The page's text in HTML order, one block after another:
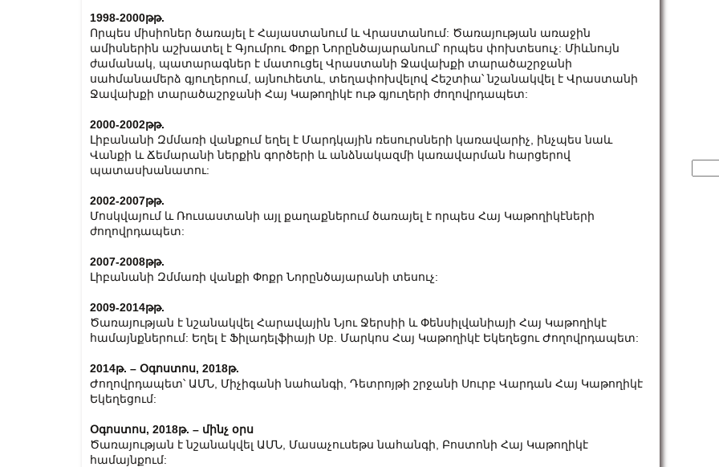
1998-2000թթ.
Որպես միսիոներ ծառայել է Հայաստանում և Վրաստանում: Ծառայության առաջին
ամիսներին աշխատել է Գյումրու Փոքր Նորընծայարանում՝ որպես փոխտեսուչ: Միևնույն
ժամանակ, պատարագներ է մատուցել Վրաստանի Ջավախքի տարածաշրջանի
սահմանամերձ գյուղերում, այնուհետև, տեղափոխվելով Հեշտիա՝ նշանակվել է Վրաստանի
Ջավախքի տարածաշրջանի Հայ Կաթողիկէ ութ գյուղերի ժողովրդապետ:
2000-2002թթ.
Լիբանանի Զմմառի վանքում եղել է Մարդկային ռեսուրսների կառավարիչ, ինչպես նաև
Վանքի և Ճեմարանի ներքին գործերի և անձնակազմի կառավարման հարցերով
պատասխանատու:
2002-2007թթ.
Մոսկվայում և Ռուսաստանի այլ քաղաքներում ծառայել է որպես Հայ Կաթողիկէների
ժողովրդապետ:
2007-2008թթ.
Լիբանանի Զմմառի վանքի Փոքր Նորընծայարանի տեսուչ:
2009-2014թթ.
Ծառայության է նշանակվել Հարավային Նյու Ջերսիի և Փենսիլվանիայի Հայ Կաթողիկէ
համայնքներում: Եղել է Ֆիլադելֆիայի Սբ. Մարկոս Հայ Կաթողիկէ Եկեղեցու Ժողովրդապետ:
2014թ. – Օգոստոս, 2018թ.
Ժողովրդապետ՝ ԱՄՆ, Միչիգանի նահանգի, Դետրոյթի շրջանի Սուրբ Վարդան Հայ Կաթողիկէ
Եկեղեցում:
Օգոստոս, 2018թ. – մինչ օրս
Ծառայության է նշանակվել ԱՄՆ, Մասաչուսեթս նահանգի, Բոստոնի Հայ Կաթողիկէ
համայնքում:
for: